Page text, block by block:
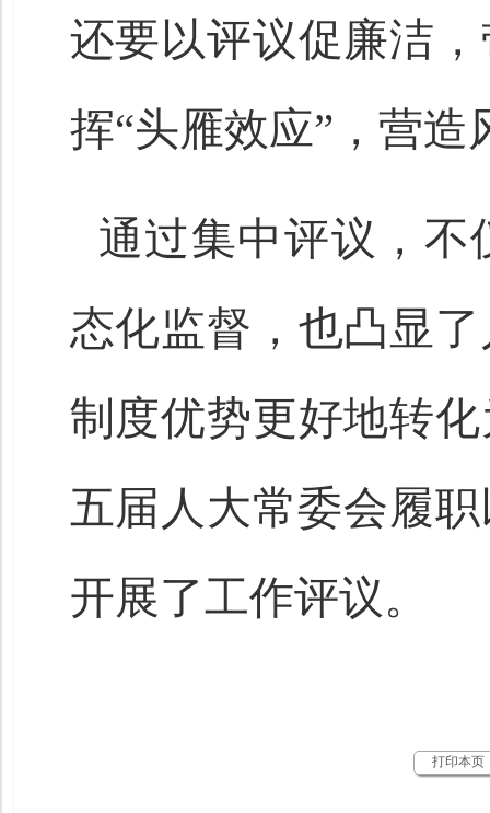
还要以评议促廉洁
挥“头雁效应”，营
通过集中评议，不
态化监督，也凸显
制度优势更好地转
五届人大常委会履
开展了工作评议。
打印本页